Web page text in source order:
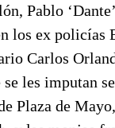
Pablo
los ex policías
Carlos
se les imputan
Plaza de